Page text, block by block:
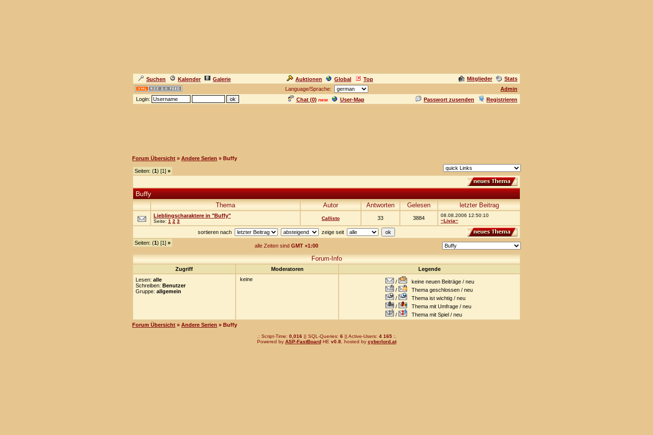
Suchen Kalender Galerie Auktionen Global Top Mitglieder
Stats
Language/Sprache:
Admin
Login:
Chat (0) new User-Map Passwort zusenden Registrieren
Forum Übersicht » Andere Serien » Buffy
Seiten: (1) [1] »
Buffy
Thema Autor Antworten Gelesen letzter Beitrag
Lieblingscharaktere in "Buffy"
Seite: 1 2 3
Callisto 33 3884
08.08.2006 12:50:10
~Livia~
sortieren nach
zeige seit
Seiten: (1) [1] » alle Zeiten sind GMT +1:00
Forum-Info
Zugriff Moderatoren
Legende
Lesen: alle
Schreiben: Benutzer
Gruppe: allgemein
keine /
keine neuen Beiträge / neu
/
Thema geschlossen / neu
/
Thema ist wichtig / neu
/
Thema mit Umfrage / neu
/
Thema mit Spiel / neu
Forum Übersicht » Andere Serien » Buffy
.: Script-Time: 0,016|| SQL-Queries: 6|| Active-Users: 4 165:.
Powered by ASP-FastBoardHE v0.8, hosted by cyberlord.at